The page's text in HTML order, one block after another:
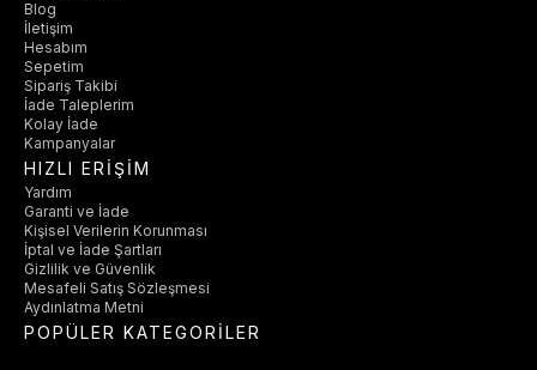
Blog
İletişim
Hesabım
Sepetim
Sipariş Takibi
İade Taleplerim
Kolay İade
Kampanyalar
HIZLI ERİŞİM
Yardım
Garanti ve İade
Kişisel Verilerin Korunması
İptal ve İade Şartları
Gizlilik ve Güvenlik
Mesafeli Satış Sözleşmesi
Aydınlatma Metni
POPÜLER KATEGORİLER